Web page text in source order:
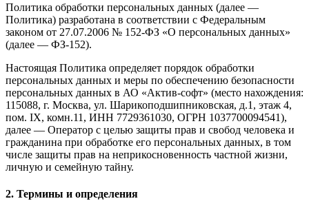
Политика обработки персональных данных (далее —
Политика) разработана в соответствии с Федеральным
законом от 27.07.2006 № 152-ФЗ «О персональных данных»
(далее — ФЗ-152).
Настоящая Политика определяет порядок обработки
персональных данных и меры по обеспечению безопасности
персональных данных в АО «Актив-софт» (место нахождения:
115088, г. Москва, ул. Шарикоподшипниковская, д.1, этаж 4,
пом. IX, комн.11, ИНН 7729361030, ОГРН 1037700094541),
далее — Оператор с целью защиты прав и свобод человека и
гражданина при обработке его персональных данных, в том
числе защиты прав на неприкосновенность частной жизни,
личную и семейную тайну.
2. Термины и определения